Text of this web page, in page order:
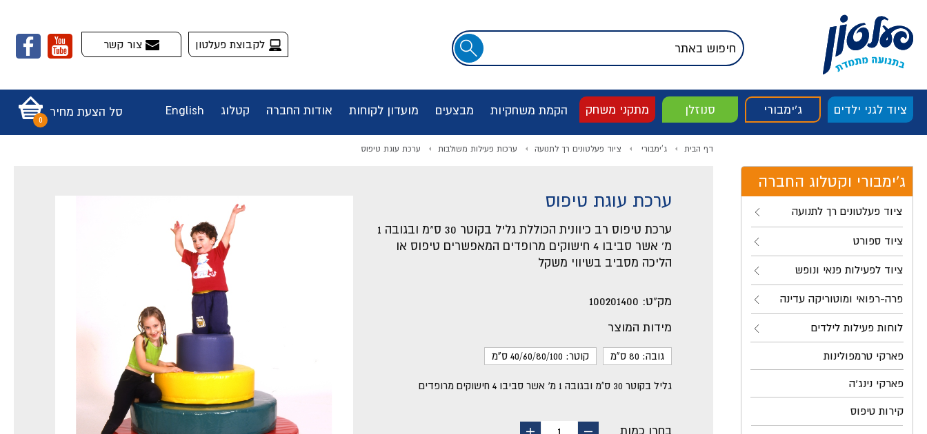
דלג לסרגל הניווט
דלג לתפריט ציוד
אודות החברה
דלג לסוף העמוד
חיפוש
לקבוצת פעלטון צור קשר
ציוד לגני ילדים ג'ימבורי סנוזלן מתקני משחק הקמת משחקיות מבצעים מועדון לקוחות אודות החברה קטלוג English סל הצעת מחיר
ג'ימבורי וקטלוג החברה
ציוד פעלטונים רך לתנועה
ציוד ספורט
ציוד לפעילות פנאי ונופש
פרה-רפואי ומוטוריקה עדינה
לוחות פעילות לילדים
פארקי טרמפולינות
פארקי נינג'ה
קירות טיפוס
דף הבית ג'ימבורי ציוד פעלטונים רך לתנועה ערכות פעילות משולבות ערכת עוגת טיפוס
ערכת עוגת טיפוס
ערכת טיפוס רב כיוונית הכוללת גליל בקוטר 30 ס"מ ובגובה 1
מ' אשר סביבו 4 חישוקים מרופדים המאפשרים טיפוס או
הליכה מסביב בשיווי משקל
מק"ט: 100201400
מידות המוצר
גובה: 80 ס"מ קוטר: 40/60/80/100 ס"מ
גליל בקוטר 30 ס"מ ובגובה 1 מ' אשר סביבו 4 חישוקים מרופדים
בחרו כמות
החסר
הוסף